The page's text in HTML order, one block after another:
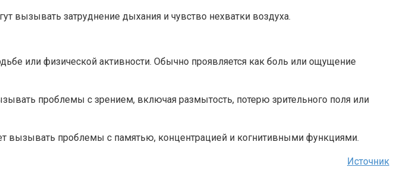
вызывать затруднение дыхания и чувство нехватки воздуха.
или физической активности. Обычно проявляется как боль или ощущение
проблемы с зрением, включая размытость, потерю зрительного поля или
вызывать проблемы с памятью, концентрацией и когнитивными функциями.
Источник